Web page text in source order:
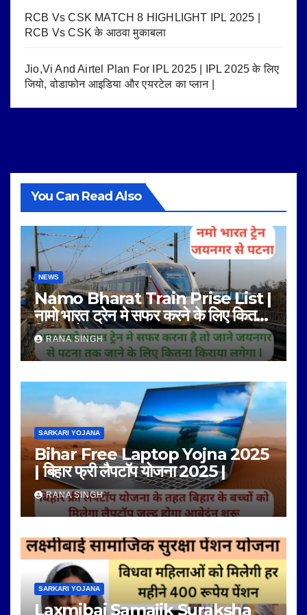
RCB Vs CSK MATCH 8 HIGHLIGHT IPL 2025 |
RCB Vs CSK के आठवा मुकाबला
Jio,Vi And Airtel Plan For IPL 2025 | IPL 2025 के लिए
जियो, वोडाफोन आइडिया और एयरटेल का प्लान |
You Can Read Also
NEWS
Namo Bharat Train Prise List |
नामो भारत ट्रेन मे सफर करने के लिए कितना
किराया है |
RANA SINGH
SARKARI YOJANA
Bihar Free Laptop Yojna 2025
| बिहार फ्री लैपटॉप योजना 2025 |
RANA SINGH
SARKARI YOJANA
Laxmibai Samajik Suraksha